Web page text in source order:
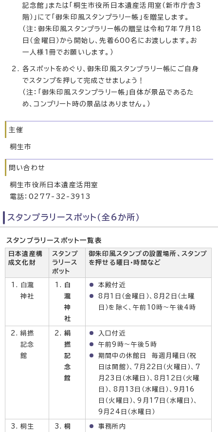
記念館」または「桐生市役所日本遺産活用室（新市庁舎3
階）」にて「御朱印風スタンプラリー帳」を贈呈します。
（注：御朱印風スタンプラリー帳の贈呈は令和7年7月18
日（金曜日）から開始し、先着600名にお渡しします。お
一人様1冊でお願いします。）
各スポットをめぐり、御朱印風スタンプラリー帳にご自身
でスタンプを押して完成させましょう！
（注：「御朱印風スタンプラリー帳」自体が景品であるた
め、コンプリート時の景品はありません。）
主催
桐生市
問い合わせ
桐生市役所日本遺産活用室
電話：0277-32-3913
スタンプラリースポット（全6か所）
スタンプラリースポット一覧表
日本遺産構
成文化財
スタンプ
ラリース
ポット
御朱印風スタンプの設置場所、スタンプ
を押せる曜日・時間など
白瀧
神社
白
瀧
神
社
本殿付近
8月1日（金曜日）、8月2日（土曜
日）を除く、午前10時～午後4時
絹撚
記念
館
絹
撚
記
念
館
入口付近
午前9時～午後5時
期間中の休館日 毎週月曜日（祝
日は開館）、7月22日（火曜日）、7
月23日（水曜日）、8月12日（火曜
日）、8月13日（水曜日）、9月16
日（火曜日）、9月17日（水曜日）、
9月24日（水曜日）
桐生 桐 事務所内